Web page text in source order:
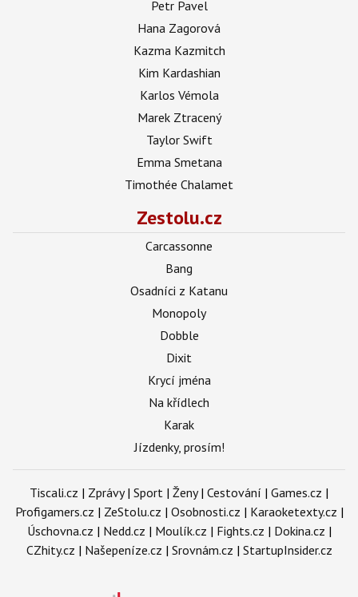
Petr Pavel
Hana Zagorová
Kazma Kazmitch
Kim Kardashian
Karlos Vémola
Marek Ztracený
Taylor Swift
Emma Smetana
Timothée Chalamet
Zestolu.cz
Carcassonne
Bang
Osadníci z Katanu
Monopoly
Dobble
Dixit
Krycí jména
Na křídlech
Karak
Jízdenky, prosím!
Tiscali.cz | Zprávy| Sport | Ženy| Cestování | Games.cz |
Profigamers.cz | ZeStolu.cz | Osobnosti.cz | Karaoketexty.cz |
Úschovna.cz | Nedd.cz | Moulík.cz | Fights.cz | Dokina.cz |
CZhity.cz | Našepeníze.cz | Srovnám.cz | StartupInsider.cz